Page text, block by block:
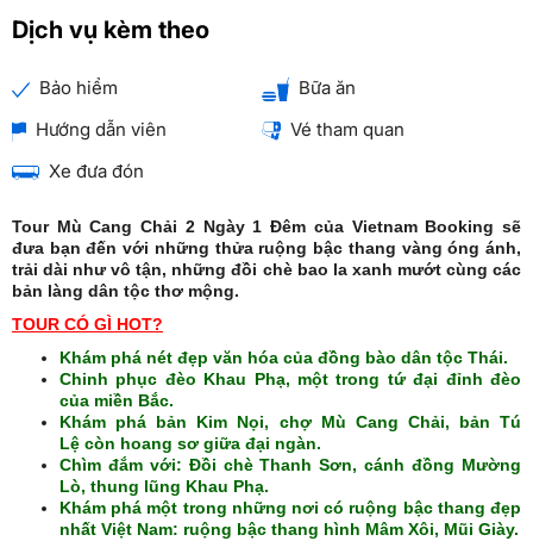
Dịch vụ kèm theo
Bảo hiểm
Bữa ăn
Hướng dẫn viên
Vé tham quan
Xe đưa đón
Tour Mù Cang Chải 2 Ngày 1 Đêm của Vietnam Booking sẽ
đưa bạn đến với những thửa ruộng bậc thang vàng óng ánh,
trải dài như vô tận, những đồi chè bao la xanh mướt cùng các
bản làng dân tộc thơ mộng.
TOUR CÓ GÌ HOT?
Khám phá nét đẹp văn hóa của đồng bào dân tộc Thái.
Chinh phục đèo Khau Phạ, một trong tứ đại đỉnh đèo
của miền Bắc.
Khám phá bản Kim Nọi, chợ Mù Cang Chải, bản Tú
Lệ còn hoang sơ giữa đại ngàn.
Chìm đắm với: Đồi chè Thanh Sơn, cánh đồng Mường
Lò, thung lũng Khau Phạ.
Khám phá một trong những nơi có ruộng bậc thang đẹp
nhất Việt Nam: ruộng bậc thang hình Mâm Xôi, Mũi Giày.